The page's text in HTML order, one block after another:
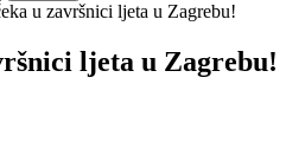
u završnici ljeta u Zagrebu!
ljeta u Zagrebu!